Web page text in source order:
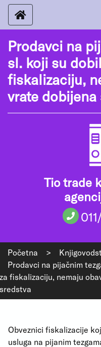
Prodavci na
sl. koji su
fiskalizaciju,
vrate
Tio trade
Početna >
Prodavci na pijačnim
za fiskalizaciju, nemaju
sredstva
Obveznici fiskalizacije
usluga na pijanim